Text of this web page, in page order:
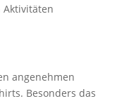
Aktivitäten
angenehmen
Besonders das